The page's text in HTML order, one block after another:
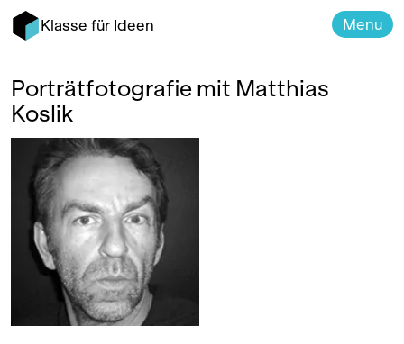
Klasse für Ideen Menu
Porträtfotografie mit Matthias
Koslik